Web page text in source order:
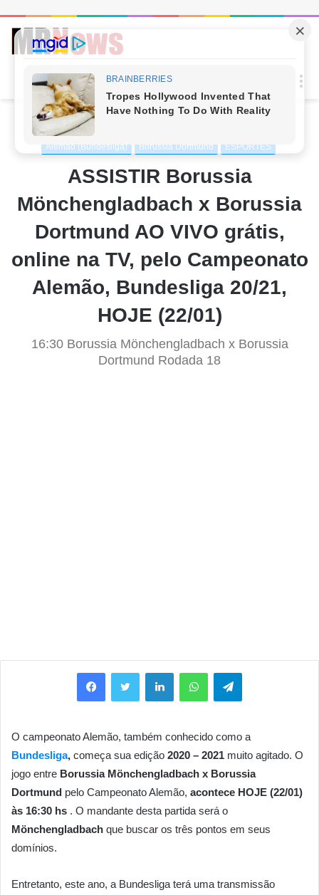
Início / ESPORTES
Alemão (Bundesliga) Borussia Dortmund ESPORTES
ASSISTIR Borussia
Mönchengladbach x Borussia
Dortmund AO VIVO grátis,
online na TV, pelo Campeonato
Alemão, Bundesliga 20/21,
HOJE (22/01)
16:30 Borussia Mönchengladbach x Borussia
Dortmund Rodada 18
FacebookTwitter LinkedinWhatsAppTelegram
O campeonato Alemão, também conhecido como a
Bundesliga, começa sua edição 2020 – 2021 muito agitado. O
jogo entre Borussia Mönchengladbach x Borussia
Dortmund pelo Campeonato Alemão, acontece HOJE (22/01)
às 16:30 hs . O mandante desta partida será o
Mönchengladbach que buscar os três pontos em seus
domínios.
Entretanto, este ano, a Bundesliga terá uma transmissão